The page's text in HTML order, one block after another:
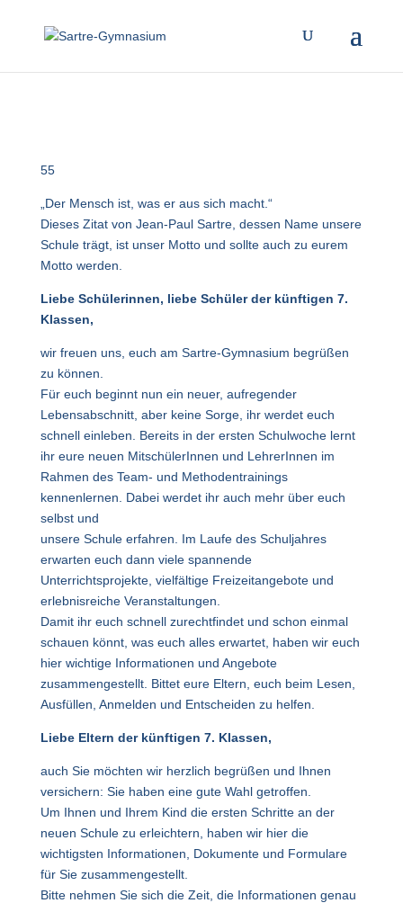
55
„Der Mensch ist, was er aus sich macht.“
Dieses Zitat von Jean-Paul Sartre, dessen Name unsere
Schule trägt, ist unser Motto und sollte auch zu eurem
Motto werden.
Liebe Schülerinnen, liebe Schüler der künftigen 7.
Klassen,
wir freuen uns, euch am Sartre-Gymnasium begrüßen
zu können.
Für euch beginnt nun ein neuer, aufregender
Lebensabschnitt, aber keine Sorge, ihr werdet euch
schnell einleben. Bereits in der ersten Schulwoche lernt
ihr eure neuen MitschülerInnen und LehrerInnen im
Rahmen des Team- und Methodentrainings
kennenlernen. Dabei werdet ihr auch mehr über euch
selbst und
unsere Schule erfahren. Im Laufe des Schuljahres
erwarten euch dann viele spannende
Unterrichtsprojekte, vielfältige Freizeitangebote und
erlebnisreiche Veranstaltungen.
Damit ihr euch schnell zurechtfindet und schon einmal
schauen könnt, was euch alles erwartet, haben wir euch
hier wichtige Informationen und Angebote
zusammengestellt. Bittet eure Eltern, euch beim Lesen,
Ausfüllen, Anmelden und Entscheiden zu helfen.
Liebe Eltern der künftigen 7. Klassen,
auch Sie möchten wir herzlich begrüßen und Ihnen
versichern: Sie haben eine gute Wahl getroffen.
Um Ihnen und Ihrem Kind die ersten Schritte an der
neuen Schule zu erleichtern, haben wir hier die
wichtigsten Informationen, Dokumente und Formulare
für Sie zusammengestellt.
Bitte nehmen Sie sich die Zeit, die Informationen genau